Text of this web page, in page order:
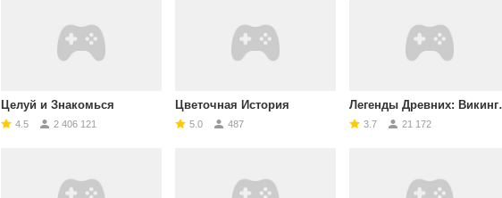
Целуй и Знакомься
4.5 2 406 121
Цветочная История
5.0 487
Легенды Древних: Викинги и Славяне
3.7 21 172